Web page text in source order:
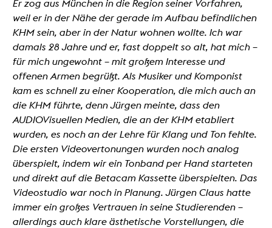
Er zog aus München in die Region seiner Vorfahren,
weil er in der Nähe der gerade im Aufbau befindlichen
KHM sein, aber in der Natur wohnen wollte. Ich war
damals 28 Jahre und er, fast doppelt so alt, hat mich –
für mich ungewohnt – mit großem Interesse und
offenen Armen begrüßt. Als Musiker und Komponist
kam es schnell zu einer Kooperation, die mich auch an
die KHM führte, denn Jürgen meinte, dass den
AUDIOVisuellen Medien, die an der KHM etabliert
wurden, es noch an der Lehre für Klang und Ton fehlte.
Die ersten Videovertonungen wurden noch analog
überspielt, indem wir ein Tonband per Hand starteten
und direkt auf die Betacam Kassette überspielten. Das
Videostudio war noch in Planung. Jürgen Claus hatte
immer ein großes Vertrauen in seine Studierenden –
allerdings auch klare ästhetische Vorstellungen, die